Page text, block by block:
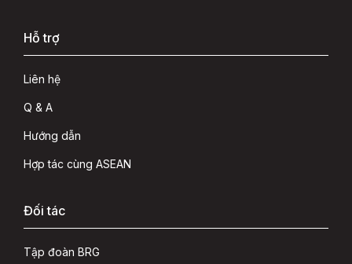
Hỗ trợ
Liên hệ
Q & A
Hướng dẫn
Hợp tác cùng ASEAN
Đối tác
Tập đoàn BRG